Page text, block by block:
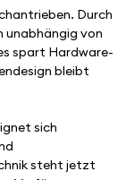
​Durch
unabhängig von
spart Hardware-
bleibt
sich
steht jetzt